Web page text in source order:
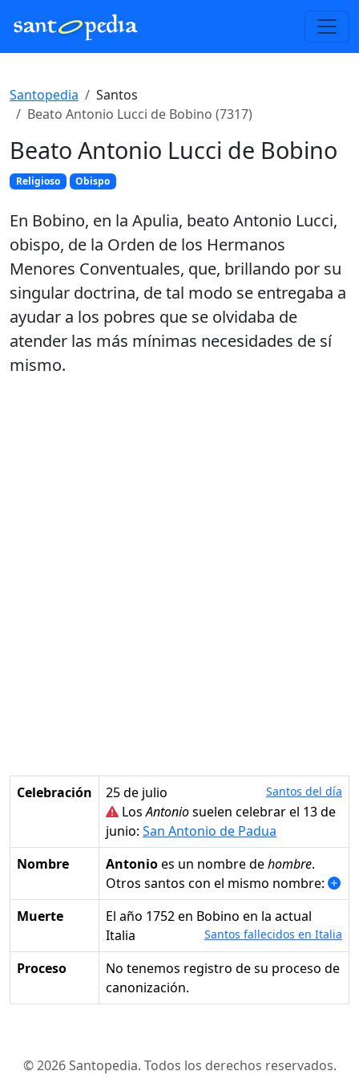
Santopedia
Santos
Beato Antonio Lucci de Bobino (7317)
Beato Antonio Lucci de Bobino
Religioso Obispo
En Bobino, en la Apulia, beato Antonio Lucci,
obispo, de la Orden de los Hermanos
Menores Conventuales, que, brillando por su
singular doctrina, de tal modo se entregaba a
ayudar a los pobres que se olvidaba de
atender las más mínimas necesidades de sí
mismo.
Celebración 25 de julio Santos del día
LosAntoniosuelen celebrar el 13 de
junio: San Antonio de Padua
Nombre
Antonioes un nombre dehombre.
Otros santos con el mismo nombre:
Muerte
el año 1752 en Bobino en la actual
Italia
Santos fallecidos en Italia
Proceso
No tenemos registro de su proceso de
canonización.
© 2026 Santopedia. Todos los derechos reservados.